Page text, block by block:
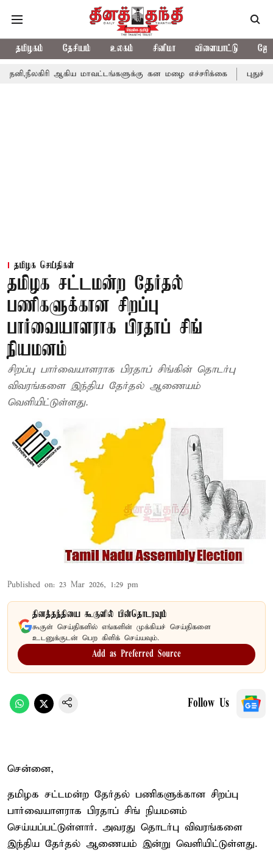
தமிழகம் தேசியம் உலகம் சினிமா விளையாட்டு
ஆகிய மாவட்டங்களுக்கு கன மழை எச்சரிக்கை புதுச்சேரி
தமிழக செய்திகள்
தமிழக சட்டமன்ற தேர்தல்
பணிகளுக்கான சிறப்பு
பார்வையாளராக பிரதாப் சிங்
நியமனம்
சிறப்பு பார்வையாளராக பிரதாப் சிங்கின் தொடர்பு
விவரங்களை இந்திய தேர்தல் ஆணையம்
வெளியிட்டுள்ளது.
Published on: 23 Mar 2026, 1:29 pm
தினத்தந்தியை கூகுளில் பின்தொடரவும்
கூகுள் செய்திகளில் எங்களின் முக்கியச் செய்திகளை
உடனுக்குடன் பெற கிளிக் செய்யவும்.
Add as Preferred Source
Follow Us
சென்னை,
தமிழக சட்டமன்ற தேர்தல் பணிகளுக்கான சிறப்பு
பார்வையாளராக பிரதாப் சிங் நியமனம்
செய்யப்பட்டுள்ளார். அவரது தொடர்பு விவரங்களை
இந்திய தேர்தல் ஆணையம் இன்று வெளியிட்டுள்ளது.